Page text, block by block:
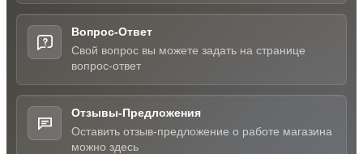
Вопрос-Ответ
Свой вопрос вы можете задать на странице
вопрос-ответ
Отзывы-Предложения
Оставить отзыв-предложение о работе магазина
можно здесь